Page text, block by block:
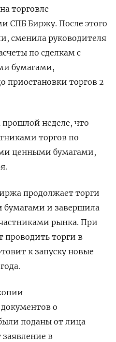
торговле
СПБ Биржу. После этого
сменила руководителя
по сделкам с
бумагами,
приостановки торгов 2
неделе, что
торгов по
ценными бумагами,
продолжает торги
и завершила
рынка. При
торги в
к запуску новые
о
поданы от лица
в